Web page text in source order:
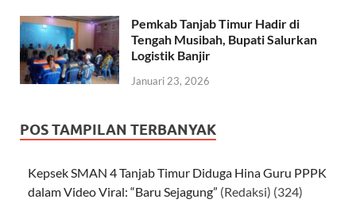
Pemkab Tanjab Timur Hadir di
Tengah Musibah, Bupati Salurkan
Logistik Banjir
Januari 23, 2026
POS TAMPILAN TERBANYAK
Kepsek SMAN 4 Tanjab Timur Diduga Hina Guru PPPK
dalam Video Viral: “Baru Sejagung” (Redaksi) (324)